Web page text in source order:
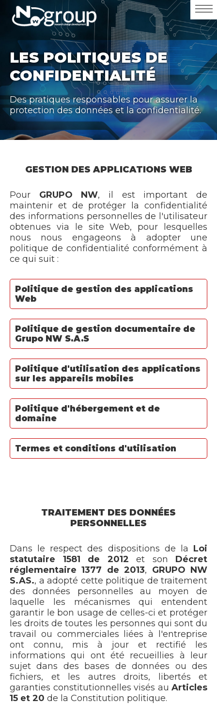
LES POLITIQUES DE
CONFIDENTIALITÉ
Des pratiques responsables pour assurer la
protection des données et la confidentialité.
GESTION DES APPLICATIONS WEB
Pour GRUPO NW, il est important de
maintenir et de protéger la confidentialité
des informations personnelles de l'utilisateur
obtenues via le site Web, pour lesquelles
nous nous engageons à adopter une
politique de confidentialité conformément à
ce qui suit :
Politique de gestion des applications
Web
Politique de gestion documentaire de
Grupo NW S.A.S
Politique d'utilisation des applications
sur les appareils mobiles
Politique d'hébergement et de
domaine
Termes et conditions d'utilisation
TRAITEMENT DES DONNÉES
PERSONNELLES
Dans le respect des dispositions de la Loi
statutaire 1581 de 2012 et son Décret
réglementaire 1377 de 2013, GRUPO NW
S.AS., a adopté cette politique de traitement
des données personnelles au moyen de
laquelle les mécanismes qui entendent
garantir le bon usage de celles-ci et protéger
les droits de toutes les personnes qui sont du
travail ou commerciales liées à l'entreprise
ont connu, mis à jour et rectifié les
informations qui ont été recueillies à leur
sujet dans des bases de données ou des
fichiers, et les autres droits, libertés et
garanties constitutionnelles visés au Articles
15 et 20 de la Constitution politique.